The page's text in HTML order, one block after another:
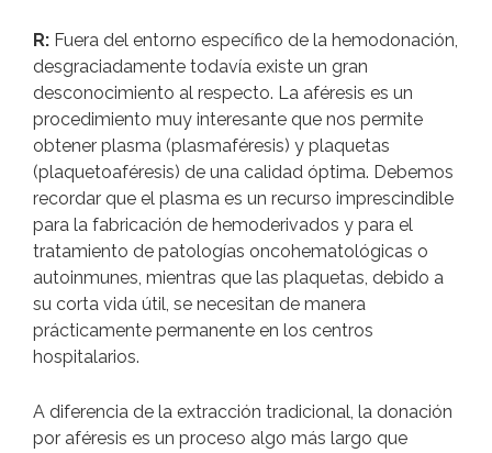
R: Fuera del entorno específico de la hemodonación,
desgraciadamente todavía existe un gran
desconocimiento al respecto. La aféresis es un
procedimiento muy interesante que nos permite
obtener plasma (plasmaféresis) y plaquetas
(plaquetoaféresis) de una calidad óptima. Debemos
recordar que el plasma es un recurso imprescindible
para la fabricación de hemoderivados y para el
tratamiento de patologías oncohematológicas o
autoinmunes, mientras que las plaquetas, debido a
su corta vida útil, se necesitan de manera
prácticamente permanente en los centros
hospitalarios.
A diferencia de la extracción tradicional, la donación
por aféresis es un proceso algo más largo que